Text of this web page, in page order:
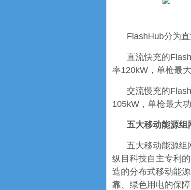
FlashHub分为
直流快充的
率120kW，单枪最
交流慢充的
105kW，单枪最大
五大移动能源组
五大移动能源组
纵目科技自主专利
造的分布式移动能
靠、绿色用电的保障